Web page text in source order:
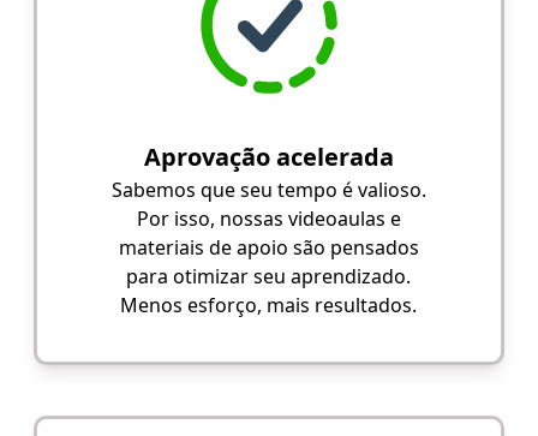
Aprovação acelerada
Sabemos que seu tempo é valioso.
Por isso, nossas videoaulas e
materiais de apoio são pensados
para otimizar seu aprendizado.
Menos esforço, mais resultados.